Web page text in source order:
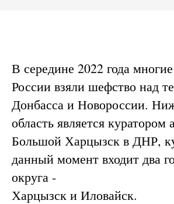
В середине 2022 года
России взяли шефство над
Донбасса и Новороссии.
область является куратором
Большой Харцызск в ДНР,
данный момент входит два
округа -
Харцызск и Иловайск.